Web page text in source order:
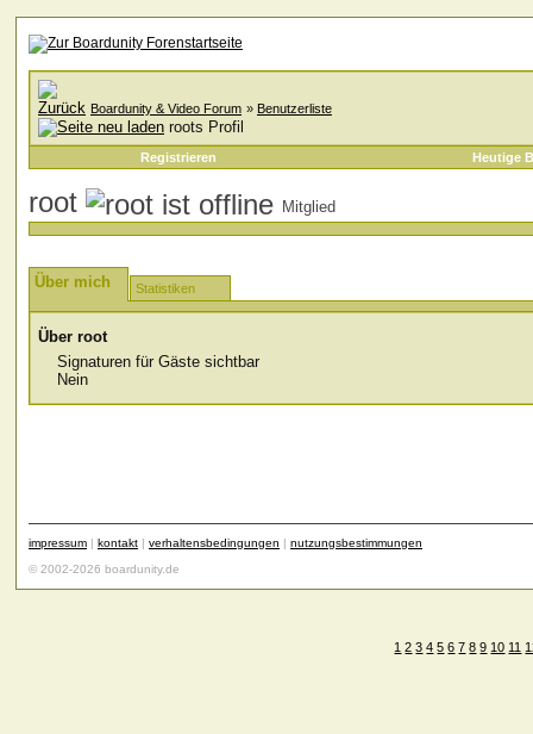
Boardunity & Video Forum » Benutzerliste
roots Profil
Registrieren Heutige
root Mitglied
Über mich Statistiken
Über root
Signaturen für Gäste sichtbar
Nein
impressum | kontakt | verhaltensbedingungen | nutzungsbestimmungen
© 2002-2026 boardunity.de
1 2 3 4 5 6 7 8 9 10 11